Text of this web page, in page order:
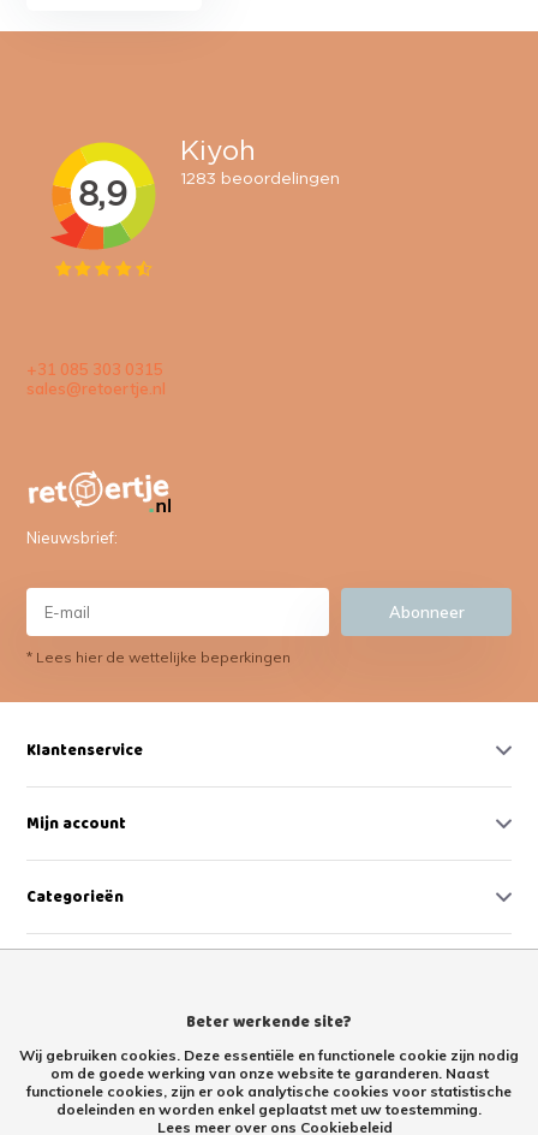
+31 085 303 0315
sales@retoertje.nl
Nieuwsbrief:
Abonneer
* Lees hier de wettelijke beperkingen
Klantenservice
Mijn account
Categorieën
Beter werkende site?
Wij gebruiken cookies. Deze essentiële en functionele cookie zijn nodig
om de goede werking van onze website te garanderen. Naast
functionele cookies, zijn er ook analytische cookies voor statistische
doeleinden en worden enkel geplaatst met uw toestemming.
Lees meer over ons Cookiebeleid